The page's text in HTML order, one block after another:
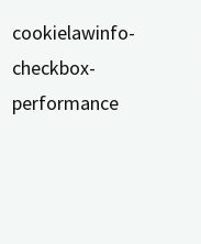
cookielawinfo-
checkbox-
performance